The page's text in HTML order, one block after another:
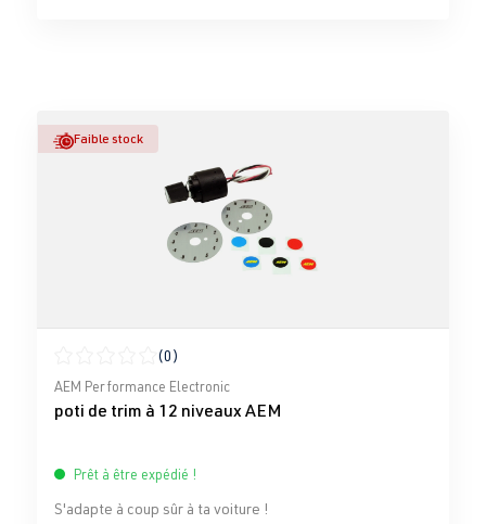
Faible stock
Note moyenne de 0 sur 5 étoiles
(0)
AEM Performance Electronic
poti de trim à 12 niveaux AEM
Prêt à être expédié !
S'adapte à coup sûr à ta voiture !